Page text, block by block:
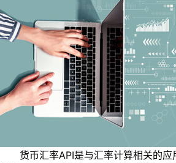
货币汇率API是与汇率计算相关的应